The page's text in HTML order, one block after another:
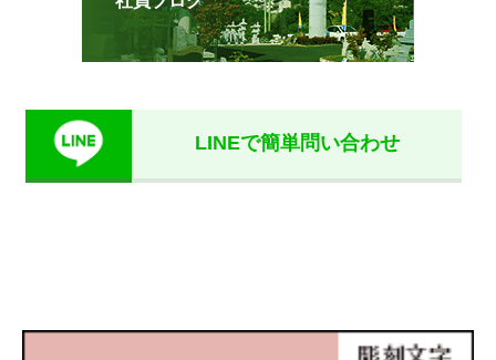
LINEで簡単問い合わせ